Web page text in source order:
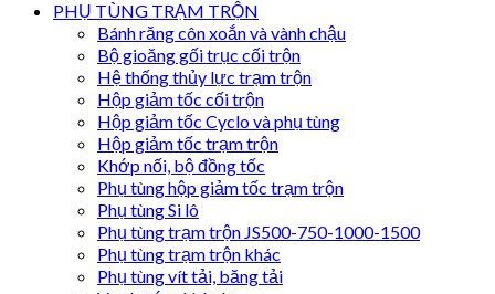
PHỤ TÙNG TRẠM TRỘN
Bánh răng côn xoắn và vành chậu
Bộ gioăng gối trục cối trộn
Hệ thống thủy lực trạm trộn
Hộp giảm tốc cối trộn
Hộp giảm tốc Cyclo và phụ tùng
Hộp giảm tốc trạm trộn
Khớp nối, bộ đồng tốc
Phụ tùng hộp giảm tốc trạm trộn
Phụ tùng Si lô
Phụ tùng trạm trộn JS500-750-1000-1500
Phụ tùng trạm trộn khác
Phụ tùng vít tải, băng tải